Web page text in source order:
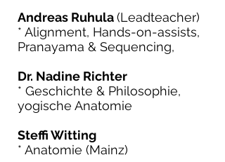
Andreas Ruhula(Leadteacher)
* Alignment, Hands-on-assists,
Pranayama & Sequencing,
Dr. Nadine Richter
* Geschichte & Philosophie,
yogische Anatomie
Steffi Witting
* Anatomie (Mainz)